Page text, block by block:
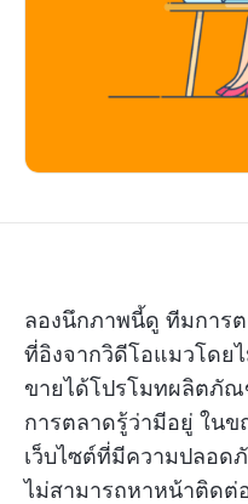
ลองนึกภาพนี้ดู ทีมการ
ที่อิงจากวิดีโอแมวโดย
ขายได้โปรโมทผลิตภั
การตลาดรู้ว่ามีอยู่ ใน
เว็บไซต์ที่มีความปลอด
ไม่สามารถหาหน้าติดต่